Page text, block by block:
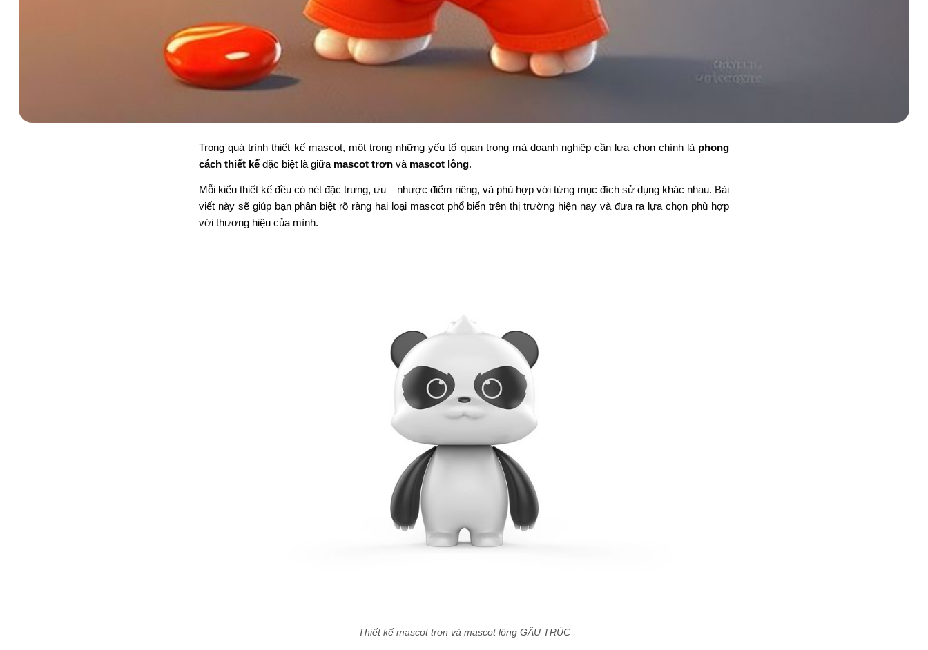
Trong quá trình thiết kế mascot, một trong những yếu tố quan trọng mà doanh nghiệp cần lựa chọn chính là phong
cách thiết kế đặc biệt là giữa mascot trơn và mascot lông.
Mỗi kiểu thiết kế đều có nét đặc trưng, ưu – nhược điểm riêng, và phù hợp với từng mục đích sử dụng khác nhau. Bài
viết này sẽ giúp bạn phân biệt rõ ràng hai loại mascot phổ biến trên thị trường hiện nay và đưa ra lựa chọn phù hợp
với thương hiệu của mình.
Thiết kế mascot trơn và mascot lông GẤU TRÚC